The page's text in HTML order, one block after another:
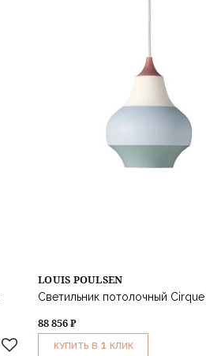
LOUIS POULSEN
Светильник потолочный
88 856 ₽
КУПИТЬ В 1 КЛИК